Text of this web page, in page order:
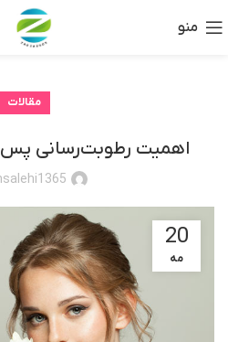
منو
مقالات
اهمیت رطوبت‌رسانی پس
20
مه